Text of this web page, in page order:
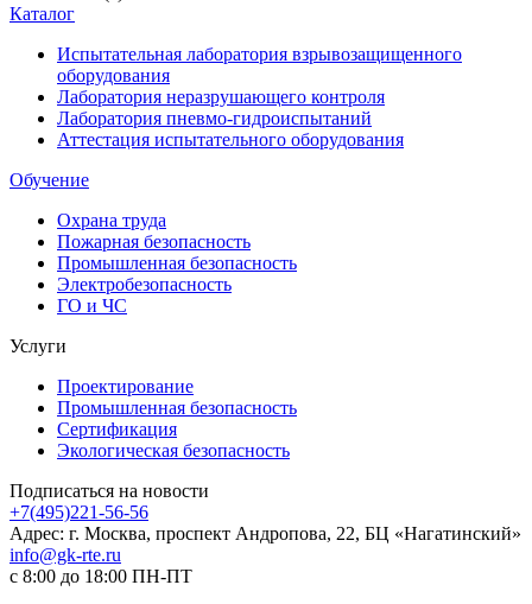
Каталог
Испытательная лаборатория взрывозащищенного
оборудования
Лаборатория неразрушающего контроля
Лаборатория пневмо-гидроиспытаний
Аттестация испытательного оборудования
Обучение
Охрана труда
Пожарная безопасность
Промышленная безопасность
Электробезопасность
ГО и ЧС
Услуги
Проектирование
Промышленная безопасность
Сертификация
Экологическая безопасность
Подписаться на новости
+7(495)221-56-56
Адрес: г. Москва, проспект Андропова, 22, БЦ «Нагатинский»
info@gk-rte.ru
с 8:00 до 18:00 ПН-ПТ